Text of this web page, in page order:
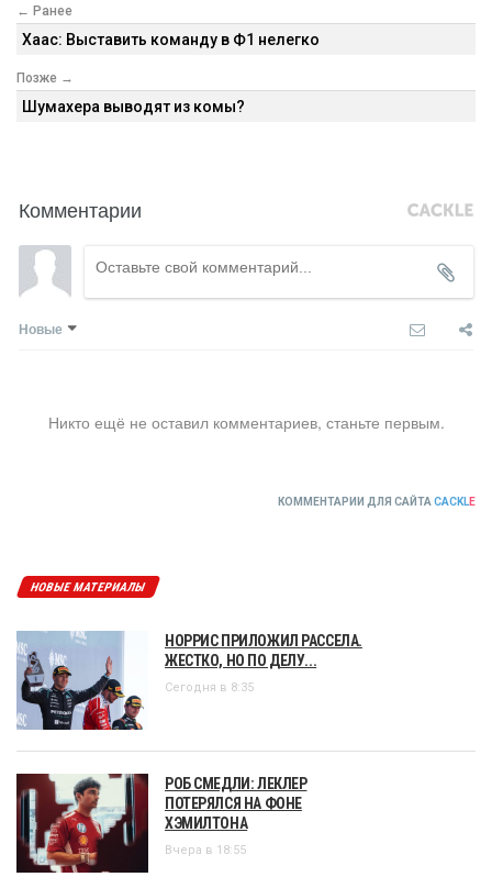
← Ранее
Хаас: Выставить команду в Ф1 нелегко
Позже →
Шумахера выводят из комы?
Комментарии
Новые
Никто ещё не оставил комментариев, станьте первым.
КОММЕНТАРИИ ДЛЯ САЙТА CACKLE
НОВЫЕ МАТЕРИАЛЫ
НОРРИС ПРИЛОЖИЛ РАССЕЛА.
ЖЕСТКО, НО ПО ДЕЛУ...
Сегодня в 8:35
РОБ СМЕДЛИ: ЛЕКЛЕР
ПОТЕРЯЛСЯ НА ФОНЕ
ХЭМИЛТОНА
Вчера в 18:55